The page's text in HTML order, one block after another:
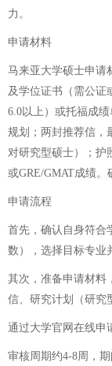
力。
申请材料
马来亚大学硕士申请
及学位证书（需公证
6.0以上）或托福成
规划；两封推荐信，
对研究型硕士）；护
或GRE/GMAT成绩。
申请流程
首先，确认自身符合
数），选择目标专业
其次，准备申请材料
信、研究计划（研究
通过大学官网在线申
审核周期约4-8周，